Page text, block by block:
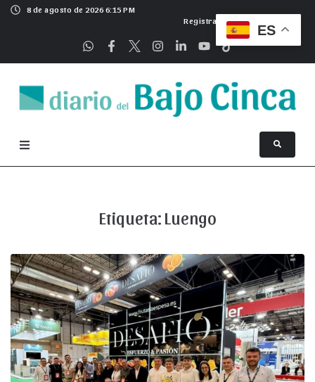
8 de agosto de 2026 6:15 PM
Registrarse
Etiqueta: Luengo
ES